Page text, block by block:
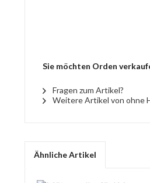
Sie möchten Orden
Fragen zum Artikel?
Weitere Artikel von ohne
Ähnliche Artikel